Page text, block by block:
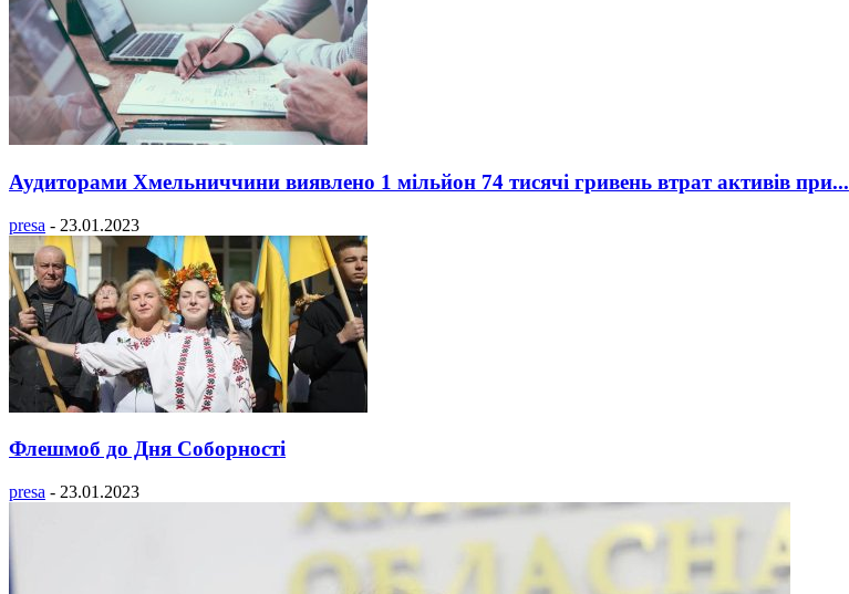
Аудиторами Хмельниччини виявлено 1 мільйон 74 тисячі гривень втрат активів при...
presa - 23.01.2023
Флешмоб до Дня Соборності
presa - 23.01.2023